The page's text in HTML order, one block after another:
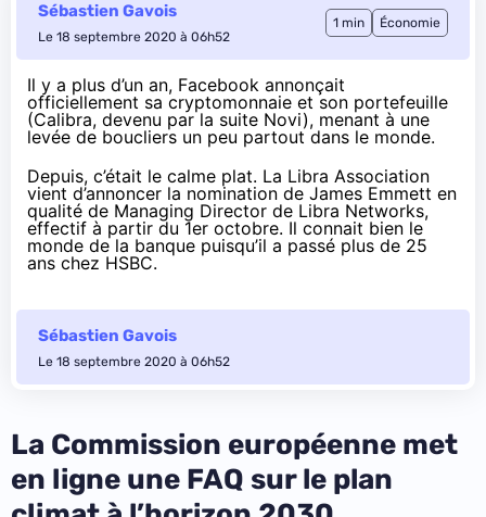
Sébastien Gavois
Le 18 septembre 2020 à 06h52
1 min Économie
Il y a plus d’un an, Facebook annonçait
officiellement sa cryptomonnaie et son portefeuille
(Calibra, devenu par la suite Novi), menant à une
levée de boucliers un peu partout dans le monde.
Depuis, c’était le calme plat. La Libra Association
vient d’annoncer la nomination de James Emmett en
qualité de Managing Director de Libra Networks,
effectif à partir du 1er octobre. Il connait bien le
monde de la banque puisqu’il a passé plus de 25
ans chez HSBC.
Sébastien Gavois
Le 18 septembre 2020 à 06h52
La Commission européenne met
en ligne une FAQ sur le plan